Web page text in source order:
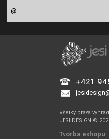
+421
Všetky práva
JESI DESIGN ©
Tvorba eshopu: